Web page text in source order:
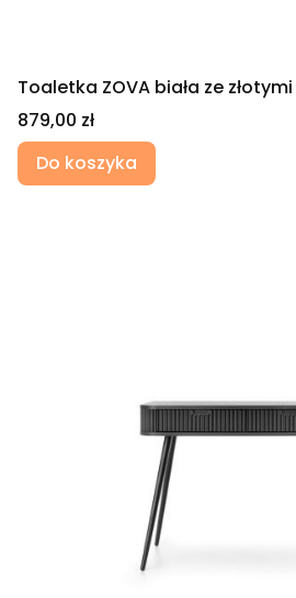
Toaletka ZOVA biała ze
Cena
879,00 zł
Do koszyka